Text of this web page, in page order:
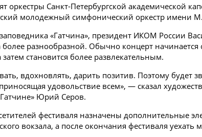
оркестры Санкт-Петербургской академической
молодежный симфонический оркестр имени
«Гатчина», президент ИКОМ России
более разнообразной. Обычно концерт
становится более развлекательным.
вдохновлять, дарить позитив. Поэтому будет
удовольствие всем», — сказал
Юрий Серов.
фестиваля назначены дополнительные
вокзала, а после окончания фестиваля уехать